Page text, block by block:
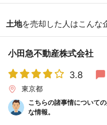
土地を売却した人はこんな
小田急不動産株式会社
3.8
東京都
こちらの諸事情について
な情報。